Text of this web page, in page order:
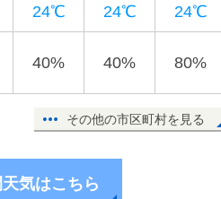
24℃
24℃
24℃
40% 40% 80%
その他の市区町村を見る
気はこちら